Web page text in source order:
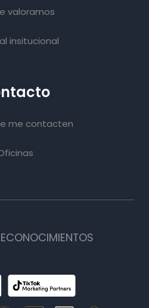
valoramos
insitucional
me contacten